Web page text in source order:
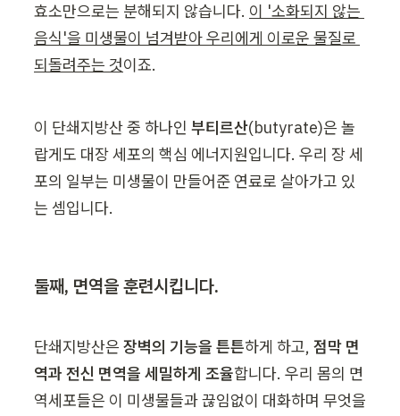
효소만으로는 분해되지 않습니다. 이 '소화되지 않는
음식'을 미생물이 넘겨받아 우리에게 이로운 물질로
되돌려주는 것이죠.
이 단쇄지방산 중 하나인 부티르산(butyrate)은 놀
랍게도 대장 세포의 핵심 에너지원입니다. 우리 장 세
포의 일부는 미생물이 만들어준 연료로 살아가고 있
는 셈입니다.
둘째, 면역을 훈련시킵니다.
단쇄지방산은 장벽의 기능을 튼튼하게 하고, 점막 면
역과 전신 면역을 세밀하게 조율합니다. 우리 몸의 면
역세포들은 이 미생물들과 끊임없이 대화하며 무엇을